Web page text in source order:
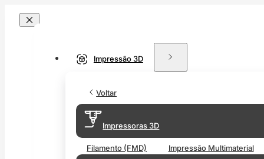
Impressão 3D
Voltar
Impressoras 3D
Filamento (FMD) Impressão Multimaterial